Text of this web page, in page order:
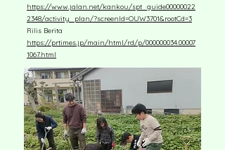
https://www.jalan.net/kankou/spt_guide00000022
2348/activity_plan/?screenId=OUW3701&rootCd=3
Rilis Berita
https://prtimes.jp/main/html/rd/p/000000034.00007
1067.html